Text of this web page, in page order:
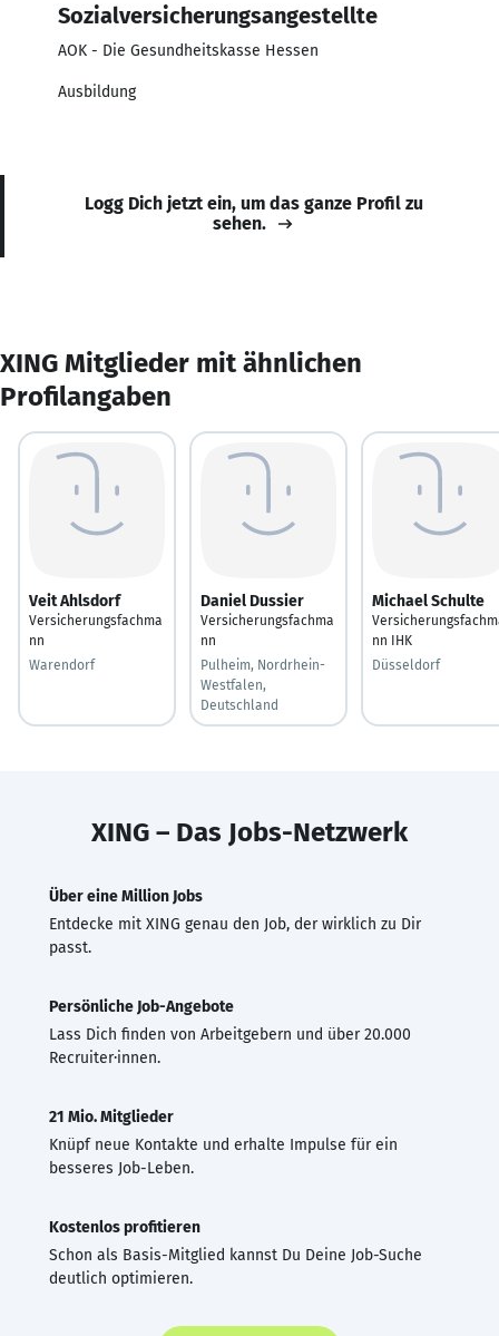
Sozialversicherungsangestellte
AOK - Die Gesundheitskasse Hessen
Ausbildung
Logg Dich jetzt ein, um das ganze Profil zu
sehen.
XING Mitglieder mit ähnlichen
Profilangaben
Veit Ahlsdorf
Versicherungsfachma
nn
Warendorf
Daniel Dussier
Versicherungsfachma
nn
Pulheim, Nordrhein-
Westfalen,
Deutschland
Michael Schulte
nn IHK
Düsseldorf
XING – Das Jobs-Netzwerk
Über eine Million Jobs
Entdecke mit XING genau den Job, der wirklich zu Dir
passt.
Persönliche Job-Angebote
Lass Dich finden von Arbeitgebern und über 20.000
Recruiter·innen.
21 Mio. Mitglieder
Knüpf neue Kontakte und erhalte Impulse für ein
besseres Job-Leben.
Kostenlos profitieren
Schon als Basis-Mitglied kannst Du Deine Job-Suche
deutlich optimieren.